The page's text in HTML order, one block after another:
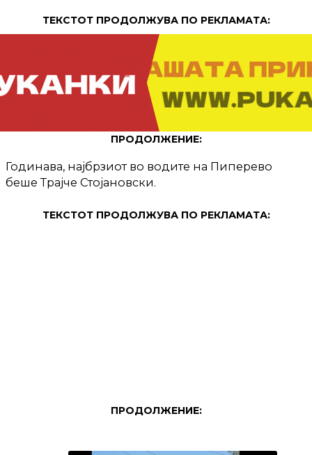
ТЕКСТОТ ПРОДОЛЖУВА ПО РЕКЛАМАТА:
ПРОДОЛЖЕНИЕ:
Годинава, најбрзиот во водите на Пиперево
беше Трајче Стојановски.
ТЕКСТОТ ПРОДОЛЖУВА ПО РЕКЛАМАТА:
ПРОДОЛЖЕНИЕ: